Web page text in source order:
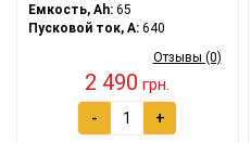
Емкость, Ah: 65
Пусковой ток, A: 640
Отзывы (0)
2 490 грн.
- +